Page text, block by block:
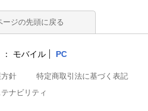
ージの先頭に戻る
モバイル PC
針
特定商取引法に基づく表記
ナビリティ